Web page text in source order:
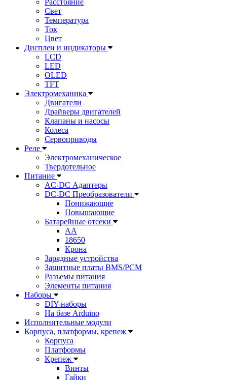
Свет
Температура
Ток
Цвет
Дисплеи и индикаторы
LCD
LED
OLED
TFT
Электромеханика
Двигатели
Драйверы двигателей
Клапаны и насосы
Колеса
Сервоприводы
Реле
Электромеханическое
Твердотельное
Питание
AC-DC Адаптеры
DC-DC Преобразователи
Понижающие
Повышающие
Батарейные отсеки
AA
18650
Крона
Зарядные устройства
Защитные платы BMS/PCM
Разъемы питания
Элементы питания
Наборы
DIY-наборы
На базе Arduino
Исполнительные модули
Корпуса, платформы, крепеж
Корпуса
Платформы
Крепеж
Винты
Гайки